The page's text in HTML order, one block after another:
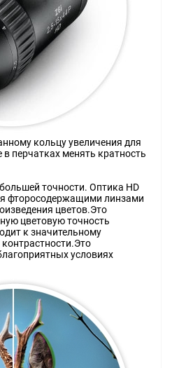
кольцу увеличения для
перчатках менять кратность
точности. Оптика HD
фторосодержащими линзами
цветов.Это
цветовую точность
к значительному
условиях